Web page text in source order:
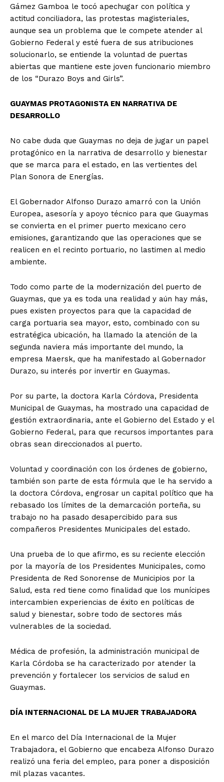
Gámez Gamboa le tocó apechugar con política y
actitud conciliadora, las protestas magisteriales,
aunque sea un problema que le compete atender al
Gobierno Federal y esté fuera de sus atribuciones
solucionarlo, se entiende la voluntad de puertas
abiertas que mantiene este joven funcionario miembro
de los “Durazo Boys and Girls”.
GUAYMAS PROTAGONISTA EN NARRATIVA DE
DESARROLLO
No cabe duda que Guaymas no deja de jugar un papel
protagónico en la narrativa de desarrollo y bienestar
que se marca para el estado, en las vertientes del
Plan Sonora de Energías.
El Gobernador Alfonso Durazo amarró con la Unión
Europea, asesoría y apoyo técnico para que Guaymas
se convierta en el primer puerto mexicano cero
emisiones, garantizando que las operaciones que se
realicen en el recinto portuario, no lastimen al medio
ambiente.
Todo como parte de la modernización del puerto de
Guaymas, que ya es toda una realidad y aún hay más,
pues existen proyectos para que la capacidad de
carga portuaria sea mayor, esto, combinado con su
estratégica ubicación, ha llamado la atención de la
segunda naviera más importante del mundo, la
empresa Maersk, que ha manifestado al Gobernador
Durazo, su interés por invertir en Guaymas.
Por su parte, la doctora Karla Córdova, Presidenta
Municipal de Guaymas, ha mostrado una capacidad de
gestión extraordinaria, ante el Gobierno del Estado y el
Gobierno Federal, para que recursos importantes para
obras sean direccionados al puerto.
Voluntad y coordinación con los órdenes de gobierno,
también son parte de esta fórmula que le ha servido a
la doctora Córdova, engrosar un capital político que ha
rebasado los límites de la demarcación porteña, su
trabajo no ha pasado desapercibido para sus
compañeros Presidentes Municipales del estado.
Una prueba de lo que afirmo, es su reciente elección
por la mayoría de los Presidentes Municipales, como
Presidenta de Red Sonorense de Municipios por la
Salud, esta red tiene como finalidad que los munícipes
intercambien experiencias de éxito en políticas de
salud y bienestar, sobre todo de sectores más
vulnerables de la sociedad.
Médica de profesión, la administración municipal de
Karla Córdoba se ha caracterizado por atender la
prevención y fortalecer los servicios de salud en
Guaymas.
DÍA INTERNACIONAL DE LA MUJER TRABAJADORA
En el marco del Día Internacional de la Mujer
Trabajadora, el Gobierno que encabeza Alfonso Durazo
realizó una feria del empleo, para poner a disposición
mil plazas vacantes.